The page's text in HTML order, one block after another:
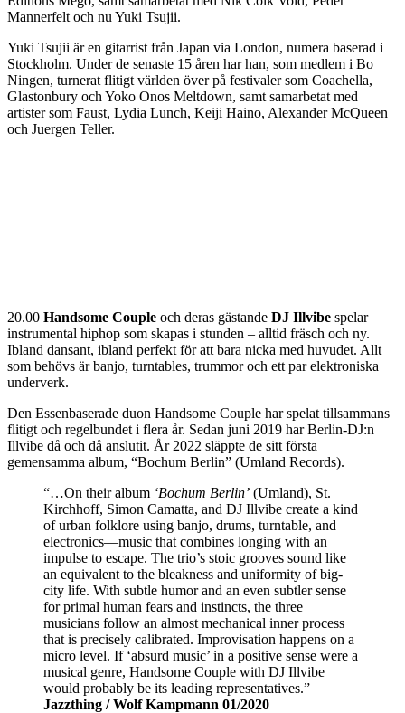
Mannerfelt och nu Yuki Tsujii.
Yuki Tsujii är en gitarrist från Japan via London, numera baserad i
Stockholm. Under de senaste 15 åren har han, som medlem i Bo
Ningen, turnerat flitigt världen över på festivaler som Coachella,
Glastonbury och Yoko Onos Meltdown, samt samarbetat med
artister som Faust, Lydia Lunch, Keiji Haino, Alexander McQueen
och Juergen Teller.
20.00 Handsome Couple och deras gästande DJ Illvibe spelar
instrumental hiphop som skapas i stunden – alltid fräsch och ny.
Ibland dansant, ibland perfekt för att bara nicka med huvudet. Allt
som behövs är banjo, turntables, trummor och ett par elektroniska
underverk.
Den Essenbaserade duon Handsome Couple har spelat tillsammans
flitigt och regelbundet i flera år. Sedan juni 2019 har Berlin-DJ:n
Illvibe då och då anslutit. År 2022 släppte de sitt första
gemensamma album, “Bochum Berlin” (Umland Records).
“…On their album ‘Bochum Berlin’ (Umland), St.
Kirchhoff, Simon Camatta, and DJ Illvibe create a kind
of urban folklore using banjo, drums, turntable, and
electronics—music that combines longing with an
impulse to escape. The trio’s stoic grooves sound like
an equivalent to the bleakness and uniformity of big-
city life. With subtle humor and an even subtler sense
for primal human fears and instincts, the three
musicians follow an almost mechanical inner process
that is precisely calibrated. Improvisation happens on a
micro level. If ‘absurd music’ in a positive sense were a
musical genre, Handsome Couple with DJ Illvibe
would probably be its leading representatives.”
Jazzthing / Wolf Kampmann 01/2020